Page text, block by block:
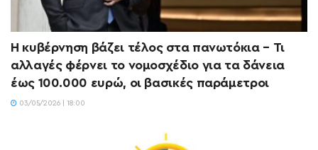
Η κυβέρνηση βάζει τέλος στα πανωτόκια – Τι
αλλαγές φέρνει το νομοσχέδιο για τα δάνεια
έως 100.000 ευρώ, οι βασικές παράμετροι
03/05/2026 | 18:00